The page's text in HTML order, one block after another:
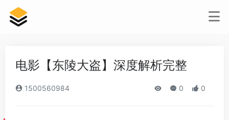
电影【东陵大盗】深度解析完整
1500560984 0 0